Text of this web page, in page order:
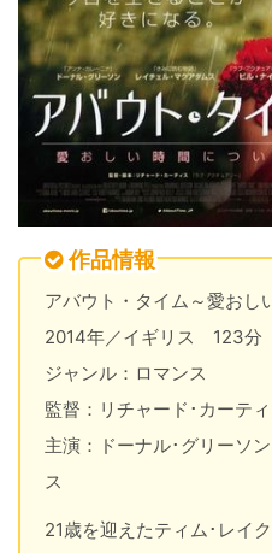
作品情報
アバウト・タイム～愛おし
2014年／イギリス 123分
ジャンル：ロマンス
監督：リチャード･カーテ
主演：ドーナル･グリーソ
ス
21歳を迎えたティム･レイ